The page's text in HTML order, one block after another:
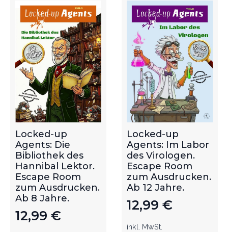
Locked-up
Agents: Die
Bibliothek des
Hannibal Lektor.
Escape Room
zum Ausdrucken.
Ab 8 Jahre.
12,99 €
Locked-up
Agents: Im Labor
des Virologen.
Escape Room
zum Ausdrucken.
Ab 12 Jahre.
12,99 €
inkl. MwSt.